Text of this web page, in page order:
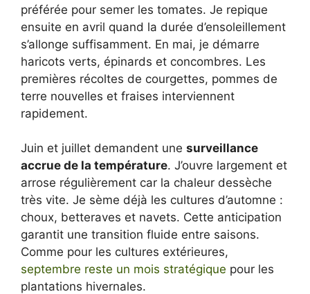
préférée pour semer les tomates. Je repique
ensuite en avril quand la durée d’ensoleillement
s’allonge suffisamment. En mai, je démarre
haricots verts, épinards et concombres. Les
premières récoltes de courgettes, pommes de
terre nouvelles et fraises interviennent
rapidement.
Juin et juillet demandent une surveillance
accrue de la température. J’ouvre largement et
arrose régulièrement car la chaleur dessèche
très vite. Je sème déjà les cultures d’automne :
choux, betteraves et navets. Cette anticipation
garantit une transition fluide entre saisons.
Comme pour les cultures extérieures,
septembre reste un mois stratégique pour les
plantations hivernales.